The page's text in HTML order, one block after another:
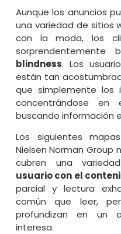
Aunque los anuncios
una variedad de sitios
con la moda, los
blindness. Los
están tan
que simplemente los
concentrándose
buscando información
Los siguientes
Nielsen Norman Group
cubren una
usuario con el
parcial y lectura
común que leer,
profundizan en un
interesa.